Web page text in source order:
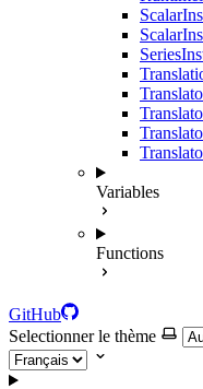
Variables
Functions
GitHub
Selectionner le thème